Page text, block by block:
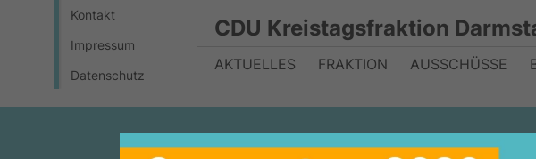
Kontakt
Impressum
Datenschutz
CDU Kreistagsfraktion
AKTUELLES FRAKTION AUSSCHÜSSE